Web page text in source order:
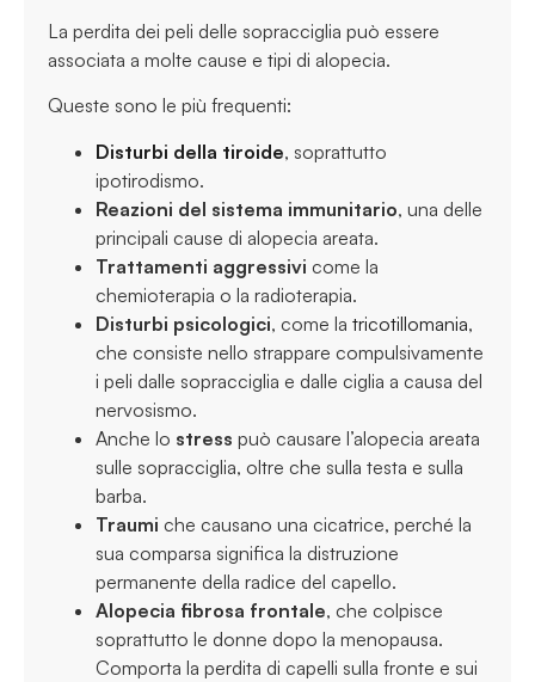
La perdita dei peli delle sopracciglia può essere
associata a molte cause e tipi di alopecia.
Queste sono le più frequenti:
Disturbi della tiroide, soprattutto
ipotirodismo.
Reazioni del sistema immunitario, una delle
principali cause di alopecia areata.
Trattamenti aggressivi come la
chemioterapia o la radioterapia.
Disturbi psicologici, come la tricotillomania,
che consiste nello strappare compulsivamente
i peli dalle sopracciglia e dalle ciglia a causa del
nervosismo.
Anche lo stress può causare l’alopecia areata
sulle sopracciglia, oltre che sulla testa e sulla
barba.
Traumi che causano una cicatrice, perché la
sua comparsa significa la distruzione
permanente della radice del capello.
Alopecia fibrosa frontale, che colpisce
soprattutto le donne dopo la menopausa.
Comporta la perdita di capelli sulla fronte e sui